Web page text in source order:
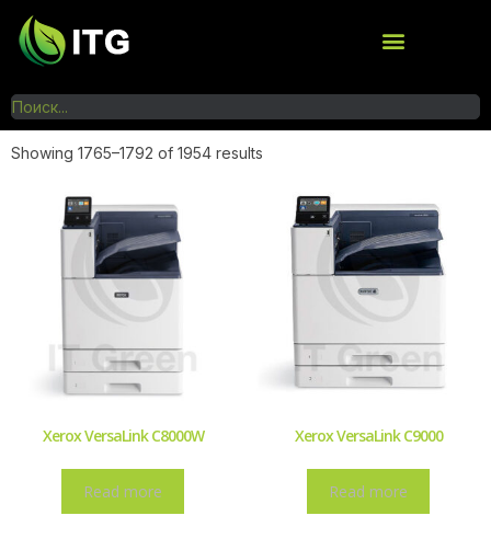
Showing 1765–1792 of 1954 results
Xerox VersaLink C8000W
Read more
Xerox VersaLink C9000
Read more